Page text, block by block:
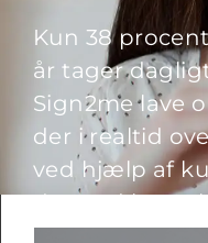
Kun 38
år tager
Sign2me lave
der i realtid
ved hjælp af
dermed letter
mellem døve